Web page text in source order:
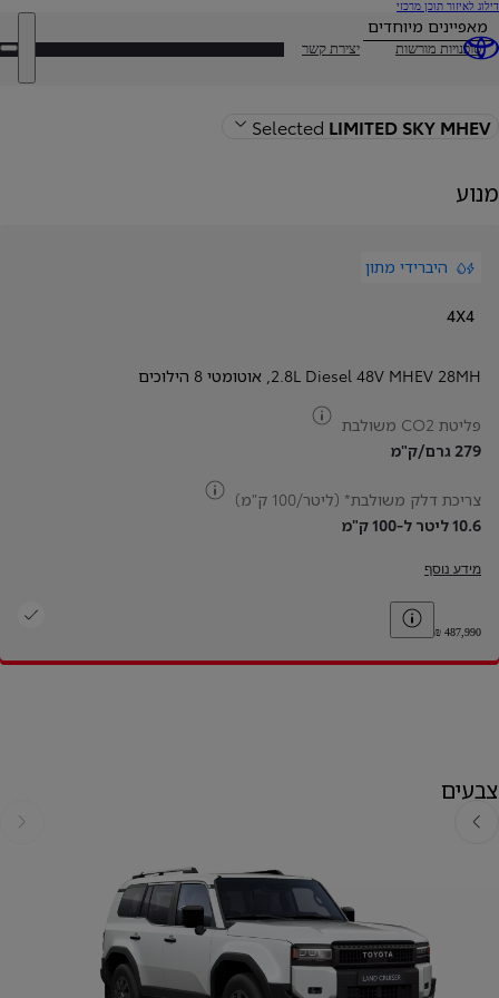
דילוג לאיזור תוכן מרכזי(לחיצה
אנטר)
סוכנויות מורשות יצירת קשר
מאפיינים מיוחדים
Selected LIMITED SKY MHEV
מנוע
היברידי מתון
4X4
2.8L Diesel 48V MHEV 28MH
, אוטומטי 8 הילוכים
פליטת CO2 משולבת
279 גרם/ק"מ
צריכת דלק משולבת* (ליטר/100 ק"מ)
10.6 ליטר ל-100 ק"מ
מידע נוסף
צבעים
אחורה